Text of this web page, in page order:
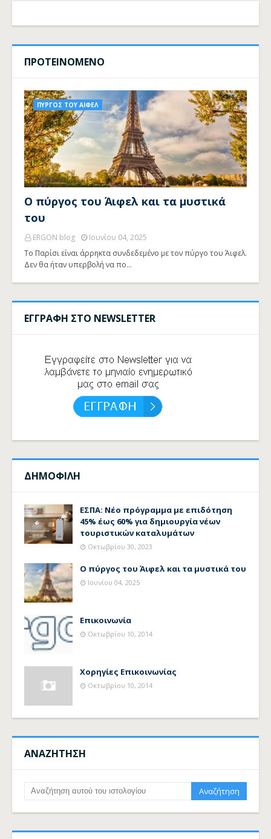
ΠΡΟΤΕΙΝΟΜΕΝΟ
ΠΥΡΓΟΣ ΤΟΥ ΑΙΦΕΛ
Ο πύργος του Άιφελ και τα μυστικά
του
ERGON blog
Ιουνίου 04, 2025
Το Παρίσι είναι άρρηκτα συνδεδεμένο με τον πύργο του Άιφελ.
Δεν θα ήταν υπερβολή να πο…
ΕΓΓΡΑΦΗ ΣΤΟ NEWSLETTER
ΔΗΜΟΦΙΛΗ
ΕΣΠΑ: Νέο πρόγραμμα με επιδότηση
45% έως 60% για δημιουργία νέων
τουριστικών καταλυμάτων
Οκτωβρίου 30, 2023
Ο πύργος του Άιφελ και τα μυστικά του
Ιουνίου 04, 2025
Επικοινωνία
Οκτωβρίου 10, 2014
Χορηγίες Επικοινωνίας
Οκτωβρίου 10, 2014
ΑΝΑΖΗΤΗΣΗ